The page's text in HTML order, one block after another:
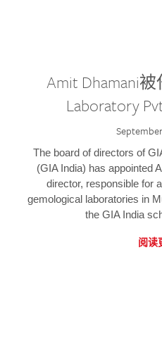
Amit Dhamani
Laboratory
The board of directors of
(GIA India) has appointed
director, responsible for
gemological laboratories in
the GIA India
阅读